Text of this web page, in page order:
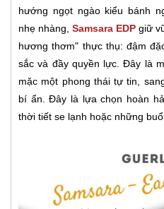
hướng ngọt ngào kiểu bánh
nhẹ nhàng, Samsara EDP giữ
hương thơm" thực thụ: đậm
sắc và đầy quyền lực. Đây là
mặc một phong thái tự tin,
bí ẩn. Đây là lựa chọn hoàn
thời tiết se lạnh hoặc những